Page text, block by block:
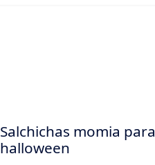
Salchichas momia para
halloween